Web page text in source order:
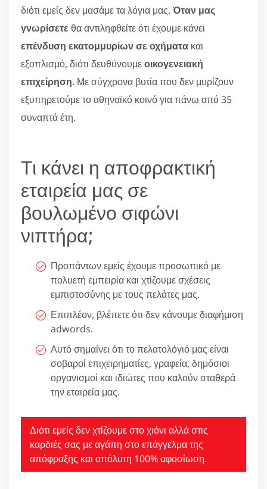
διότι εμείς δεν μασάμε τα λόγια μας.Όταν μας
γνωρίσετε θα αντιληφθείτε ότι έχουμε κάνει
επένδυση εκατομμυρίων σε οχήματα και
εξοπλισμό, διότι δευθύνουμεοικογενειακή
επιχείρηση. Με σύγχρονα βυτία που δεν μυρίζουν
εξυπηρετούμε το αθηναϊκό κοινό για πάνω από 35
συναπτά έτη.
Τι κάνει η αποφρακτική
εταιρεία μας σε
βουλωμένο σιφώνι
νιπτήρα;
Προπάντων εμείς έχουμε προσωπικό με
πολυετή εμπειρία και χτίζουμε σχέσεις
εμπιστοσύνης με τους πελάτες μας.
Επιπλέον, βλέπετε ότι δεν κάνουμε διαφήμιση
adwords.
Αυτό σημαίνει ότι το πελατολόγιό μας είναι
σοβαροί επιχειρηματίες, γραφεία, δημόσιοι
οργανισμοί και ιδιώτες που καλούν σταθερά
την εταιρεία μας.
Διότι εμείς δεν χτίζουμε στο χιόνι αλλά στις
καρδιές σας με αγάπη στο επάγγελμα της
απόφραξης και απόλυτη 100% αφοσίωση.